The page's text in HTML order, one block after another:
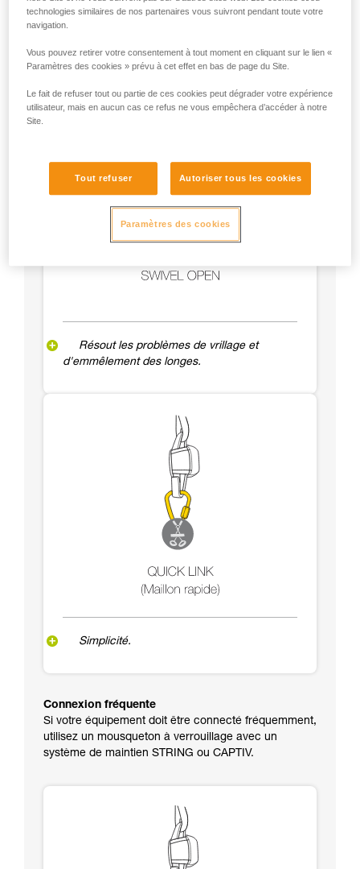
Circulaire, résistance équivalente dans
Pas de point de faiblesse comme la bague
de verrouillage des mousquetons.
Résout les problèmes de vrillage et
d'emmêlement des longes.
Simplicité.
Connexion fréquente
Si votre équipement doit être connecté fréquemment,
utilisez un mousqueton à verrouillage avec un
système de maintien STRING ou CAPTIV.
technologies similaires de nos partenaires vous suivront pendant toute votre
navigation.
Vous pouvez retirer votre consentement à tout moment en cliquant sur le lien «
Paramètres des cookies » prévu à cet effet en bas de page du Site.
Le fait de refuser tout ou partie de ces cookies peut dégrader votre expérience
utilisateur, mais en aucun cas ce refus ne vous empêchera d’accéder à notre
Site.
Tout refuser Autoriser tous les cookies
Paramètres des cookies